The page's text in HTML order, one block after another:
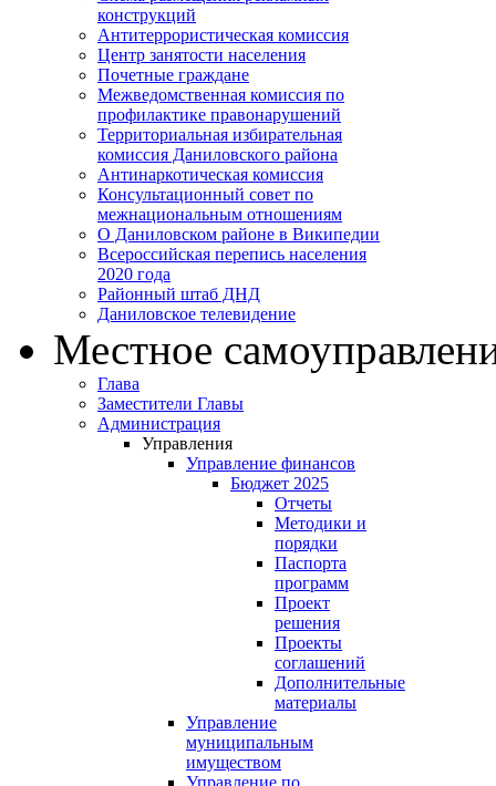
конструкций
Антитеррористическая комиссия
Центр занятости населения
Почетные граждане
Межведомственная комиссия по
профилактике правонарушений
Территориальная избирательная
комиссия Даниловского района
Антинаркотическая комиссия
Консультационный совет по
межнациональным отношениям
О Даниловском районе в Википедии
Всероссийская перепись населения
2020 года
Районный штаб ДНД
Даниловское телевидение
Местное
Глава
Заместители Главы
Администрация
Управления
Управление финансов
Бюджет 2025
Отчеты
Методики и
порядки
Паспорта
программ
Проект
решения
Проекты
соглашений
Дополнительные
материалы
Управление
муниципальным
имуществом
Управление по